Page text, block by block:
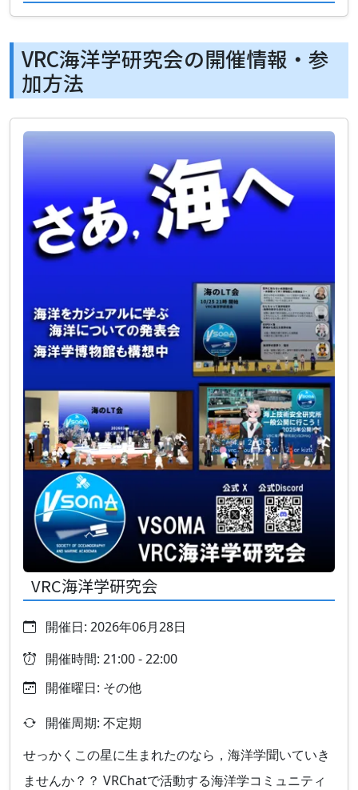
VRC海洋学研究会の開催情報・参
加方法
VRC海洋学研究会
開催日: 2026年06月28日
開催時間: 21:00 - 22:00
開催曜日: その他
開催周期: 不定期
せっかくこの星に生まれたのなら，海洋学聞いていき
ませんか？？ VRChatで活動する海洋学コミュニティ